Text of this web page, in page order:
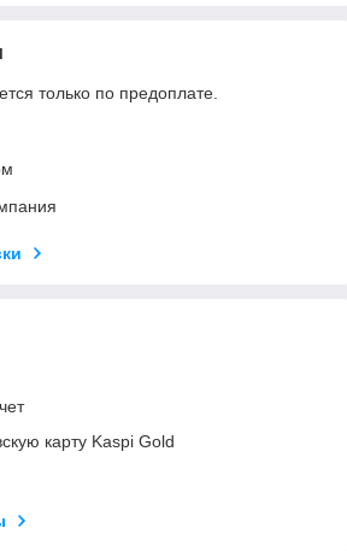
только по предоплате.
карту Kaspi Gold